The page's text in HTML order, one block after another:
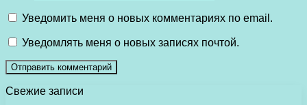
Уведомить меня о новых комментариях по email.
Уведомлять меня о новых записях почтой.
Свежие записи